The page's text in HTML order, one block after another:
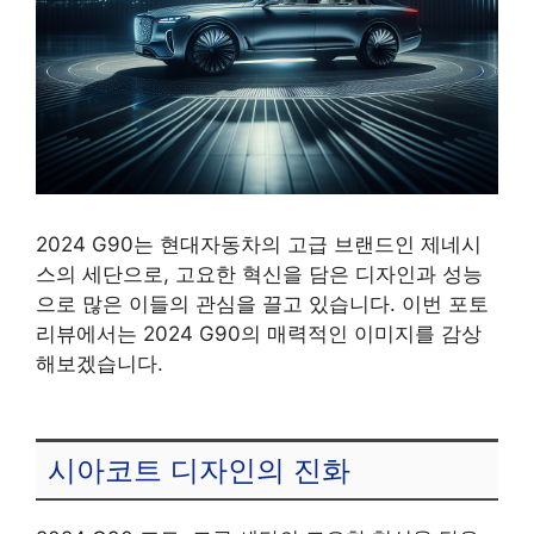
2024 G90는 현대자동차의 고급 브랜드인 제네시
스의 세단으로, 고요한 혁신을 담은 디자인과 성능
으로 많은 이들의 관심을 끌고 있습니다. 이번 포토
리뷰에서는 2024 G90의 매력적인 이미지를 감상
해보겠습니다.
시아코트 디자인의 진화